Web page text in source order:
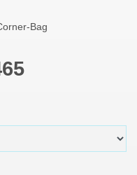
Bag